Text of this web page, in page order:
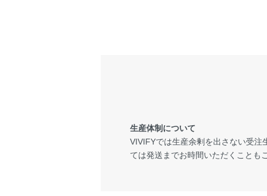
生産体制について
VIVIFYでは生産余剰を出さない受
ては発送までお時間いただくことも